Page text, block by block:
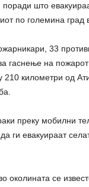
поради што
по големина град
33
гаснење на пожарот
210 километри од
преку мобилни
ги евакуираат
околината се